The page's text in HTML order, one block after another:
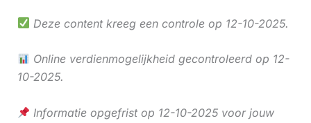
Deze content kreeg een controle op 12-10-2025.
Online verdienmogelijkheid gecontroleerd op 12-
10-2025.
Informatie opgefrist op 12-10-2025 voor jouw